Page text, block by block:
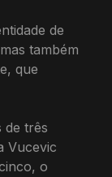
de
também
que
de três
Vucevic
o